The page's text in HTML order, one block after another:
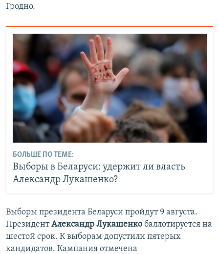
Гродно.
БОЛЬШЕ ПО ТЕМЕ:
Выборы в Беларуси: удержит ли власть
Александр Лукашенко?
Выборы президента Беларуси пройдут 9 августа.
ПрезидентАлександр Лукашенко баллотируется на
шестой срок. К выборам допустили пятерых
кандидатов. Кампания отмечена